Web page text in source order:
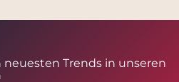
neuesten Trends in unseren